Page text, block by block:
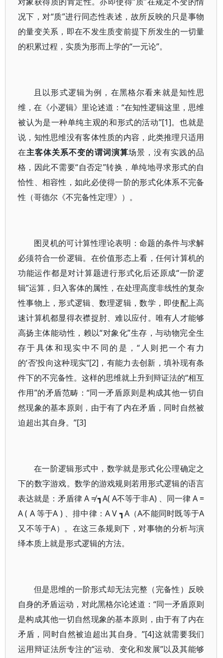
况下，对“质”进行同态性表述，故所反映的只是事物
的量变关系，即在不发生质变前提下所发生的一切量
的积累过程，实质为形而上学的“一元论”。
且以形式逻辑为例，在黑格尔看来就是知性思
维，在《小逻辑》里论述道：“在知性逻辑这里，思维
被认为是一种单纯主观的和形式的活动”[1]。也就是
说，知性思维没有客体性质的内容，此类推理只适用
在主客体关系不变的谓词演算场景，没有实践的品
格，因此不需要“自否定”转换，单纯地寻求形式的自
恰性、相容性，如此必使得一阶的形式化体系不完备
性（哥德尔《不完备性定理》）。
图灵机的可计算性理论表明：命题的条件与求解
必须符合一价逻辑。在价值形态上看，任何计算机的
功能运作都是对计算题进行形式化后还原成“一阶逻
辑”运算，归入客体的属性，在处理高度非线性的复杂
性事物上，形式逻辑、数理逻辑，数学，即使配上高
速计算机都显得衣襟捉肘、难以应付。唯有人才能够
高扬主体能动性，赖以“对象化”生存，与动物完全生
存于具体和现实中不同的是，“人则把一个有力
的‘否’投向这种现实”[2]，有能力去创新，填补现有条
件下的不完备性。这样的思维就上升到辩证法的“相互
作用”的矛盾范畴：“同一矛盾原则是构成其他一切自
然现象的基本原则，由于有了内在矛盾，同时自然被
迫超出其自身。”[3]
在一阶逻辑形式中，数学就是形式化公理确定之
下的数字游戏。数学的游戏规则若用形式逻辑的语言
表达就是：矛盾律 A ≠ ┓A( A不等于非A) 、同一律 A =
A ( A 等于A ) 、排中律：A V ┓A（A不能同时既等于A
又不等于A）。在这三条规则下，对事物的分析与演
绎本质上就是形式逻辑的方法。
但是思维的一阶形式却无法完整（完备性）反映
自身的矛盾运动，对此黑格尔论述道：“同一矛盾原则
是构成其他一切自然现象的基本原则，由于有了内在
矛盾，同时自然被迫超出其自身。”[4]这就需要我们
运用辩证法所专注的“运动、变化和发展”以及其能够